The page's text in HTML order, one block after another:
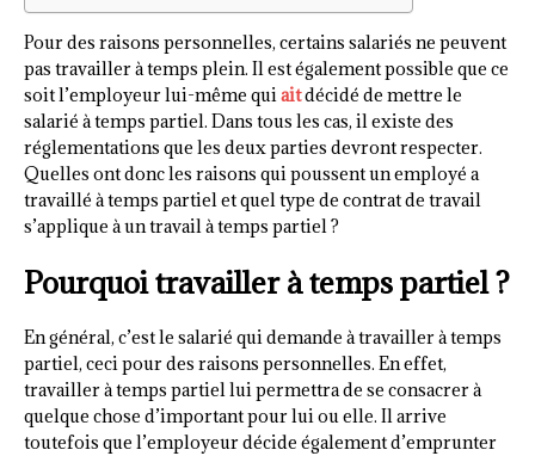
Pour des raisons personnelles, certains salariés ne peuvent
pas travailler à temps plein. Il est également possible que ce
soit l’employeur lui-même quiaitdécidé de mettre le
salarié à temps partiel. Dans tous les cas, il existe des
réglementations que les deux parties devront respecter.
Quelles ont donc les raisons qui poussent un employé a
travaillé à temps partiel et quel type de contrat de travail
s’applique à un travail à temps partiel ?
Pourquoi travailler à temps partiel ?
En général, c’est le salarié qui demande à travailler à temps
partiel, ceci pour des raisons personnelles. En effet,
travailler à temps partiel lui permettra de se consacrer à
quelque chose d’important pour lui ou elle. Il arrive
toutefois que l’employeur décide également d’emprunter